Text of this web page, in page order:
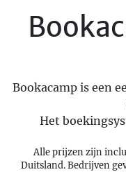
Bookacamp is een
Het
Alle prijzen zijn
Duitsland. Bedrijven